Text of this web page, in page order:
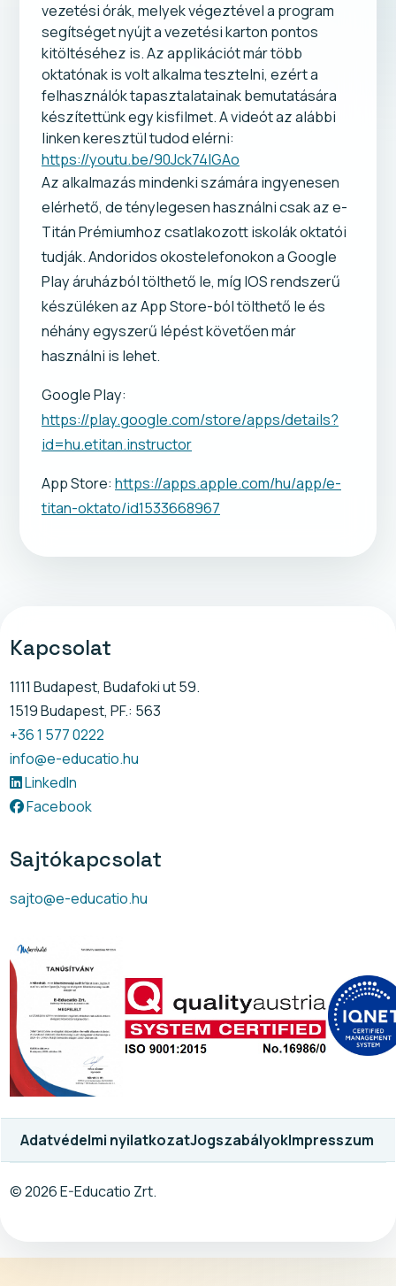
vezetési órák, melyek végeztével a program
segítséget nyújt a vezetési karton pontos
kitöltéséhez is. Az applikációt már több
oktatónak is volt alkalma tesztelni, ezért a
felhasználók tapasztalatainak bemutatására
készítettünk egy kisfilmet. A videót az alábbi
linken keresztül tudod elérni:
https://youtu.be/90Jck74IGAo
Az alkalmazás mindenki számára ingyenesen
elérhető, de ténylegesen használni csak az e-
Titán Prémiumhoz csatlakozott iskolák oktatói
tudják. Andoridos okostelefonokon a Google
Play áruházból tölthető le, míg IOS rendszerű
készüléken az App Store-ból tölthető le és
néhány egyszerű lépést követően már
használni is lehet.
Google Play:
https://play.google.com/store/apps/details?
id=hu.etitan.instructor
App Store: https://apps.apple.com/hu/app/e-
titan-oktato/id1533668967
Kapcsolat
1111 Budapest, Budafoki ut 59.
1519 Budapest, PF.: 563
+36 1 577 0222
info@e-educatio.hu
LinkedIn
Facebook
Sajtókapcsolat
sajto@e-educatio.hu
Adatvédelmi nyilatkozatJogszabályokImpresszum
© 2026 E-Educatio Zrt.